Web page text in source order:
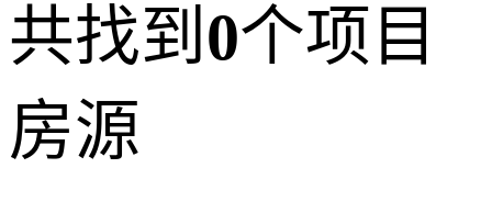
共找到 0个项目
房源